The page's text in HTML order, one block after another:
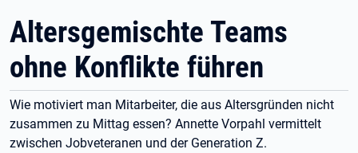
Altersgemischte Teams
ohne Konflikte führen
Wie motiviert man Mitarbeiter, die aus Altersgründen nicht
zusammen zu Mittag essen? Annette Vorpahl vermittelt
zwischen Jobveteranen und der Generation Z.